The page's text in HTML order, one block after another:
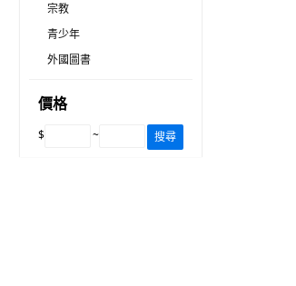
宗教
青少年
外國圖書
價格
$ ~ 搜尋